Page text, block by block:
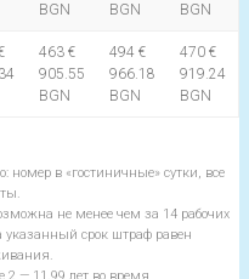
BGN
BGN
BGN
463 €
905.55
BGN
494 €
966.18
BGN
470 €
919.24
BGN
номер в «гостиничные» сутки, все
не менее чем за 14 рабочих
срок штраф равен